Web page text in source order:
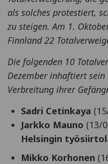
als solches protestiert,
zu steigen. Am 1.
Finnland 22
Die folgenden 10
Dezember inhaftiert
Verbreitung ihrer
Sadri Cetinkaya
Jarkko Mauno (13/
Helsingin
Mikko Korhonen